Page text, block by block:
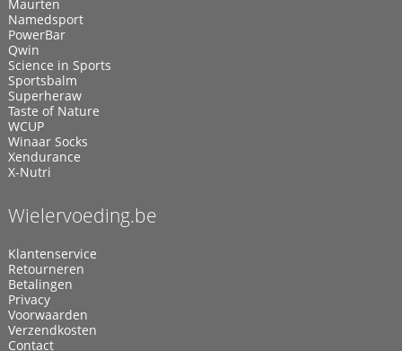
Maurten
Namedsport
PowerBar
Qwin
Science in Sports
Sportsbalm
Superheraw
Taste of Nature
WCUP
Winaar Socks
Xendurance
X-Nutri
Wielervoeding.be
Klantenservice
Retourneren
Betalingen
Privacy
Voorwaarden
Verzendkosten
Contact